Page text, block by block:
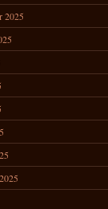
2025